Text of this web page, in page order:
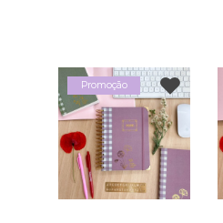
Promoção